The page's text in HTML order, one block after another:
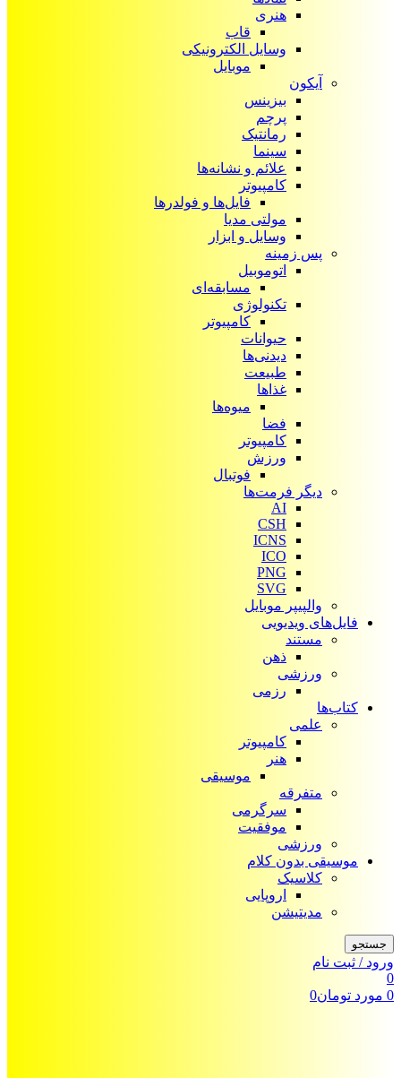
هنری
قاب
وسایل الکترونیکی
موبایل
آیکون‌
بیزینس
پرچم
رمانتیک
سینما
علائم و نشانه‌ها
کامپیوتر
فایل‌ها و فولدرها
مولتی مدیا
وسایل و ابزار
پس زمینه
اتوموبیل
مسابقه‌ای
تکنولوژی
کامپیوتر
حیوانات
دیدنی‌ها
طبیعت
غذاها
میوه‌ها
فضا
کامپیوتر
ورزش
فوتبال
دیگر فرمت‌ها
AI
CSH
ICNS
ICO
PNG
SVG
والپیپر موبایل
فایل‌های ویدیویی
مستند
ذهن
ورزشی
رزمی
کتاب‌ها
علمی
کامپیوتر
هنر
موسیقی
متفرقه
سرگرمی
موفقیت
ورزشی
موسیقی بدون کلام
کلاسیک
اروپایی
مدیتیشن
جستجو
ورود / ثبت نام
0
0 مورد تومان0